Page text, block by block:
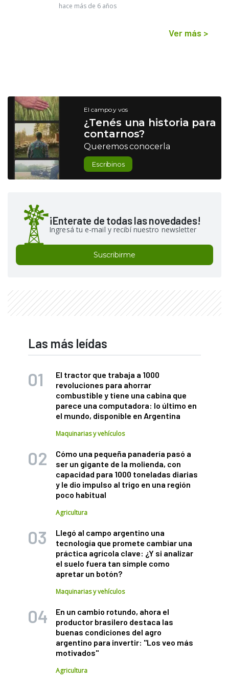
hace más de 6 años
Ver más >
El campo y vos
¿Tenés una historia para
contarnos?
Queremos conocerla
Escribinos
¡Enterate de todas las novedades!
Ingresá tu e-mail y recibí nuestro newsletter
Suscribirme
Las más leídas
El tractor que trabaja a 1000
revoluciones para ahorrar
combustible y tiene una cabina que
parece una computadora: lo último en
el mundo, disponible en Argentina
Maquinarias y vehículos
Cómo una pequeña panadería pasó a
ser un gigante de la molienda, con
capacidad para 1000 toneladas diarias
y le dio impulso al trigo en una región
poco habitual
Agricultura
Llegó al campo argentino una
tecnología que promete cambiar una
práctica agrícola clave: ¿Y si analizar
el suelo fuera tan simple como
apretar un botón?
Maquinarias y vehículos
En un cambio rotundo, ahora el
productor brasilero destaca las
buenas condiciones del agro
argentino para invertir: "Los veo más
motivados"
Agricultura